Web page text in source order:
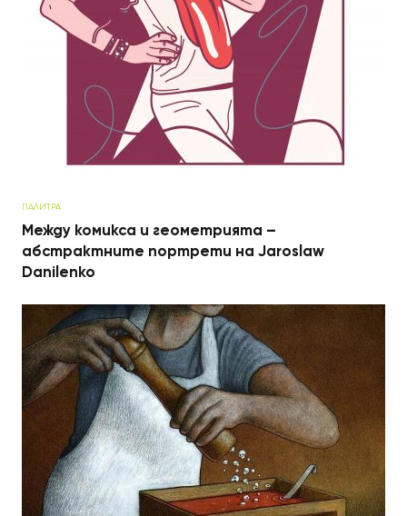
ПАЛИТРА
Между комикса и геометрията –
абстрактните портрети на Jaroslaw
Danilenko